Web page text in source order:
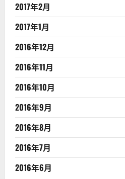
2017年2月
2017年1月
2016年12月
2016年11月
2016年10月
2016年9月
2016年8月
2016年7月
2016年6月